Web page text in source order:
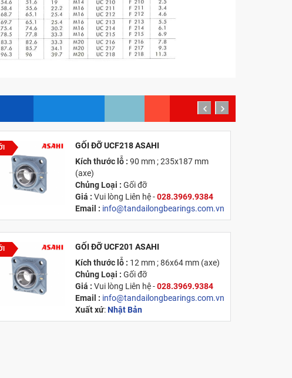
GỐI ĐỠ UCF218 ASAHI
Kích thước lỗ :90 mm ; 235x187 mm
(axe)
Chủng Loại :Gối đỡ
Giá : Vui lòng Liên hệ -028.3969.9384
Email : info@tandailongbearings.com.vn
Xuất xứ:Nhật Bản
GỐI ĐỠ UCF201 ASAHI
Kích thước lỗ : 12 mm ; 86x64 mm (axe)
Chủng Loại :Gối đỡ
Giá : Vui lòng Liên hệ -028.3969.9384
Email : info@tandailongbearings.com.vn
Xuất xứ:Nhật Bản
prev next